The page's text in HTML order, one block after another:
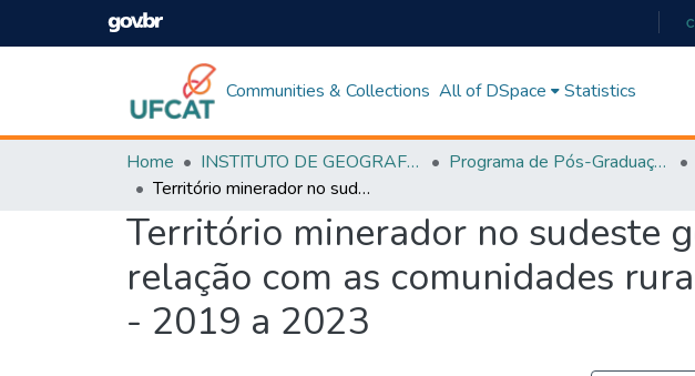
Communities & Collections All of DSpace Statistics
Home INSTITUTO DE GEOGRAFIA Programa de Pós-Graduação em Geografia - PPGGEO
Território minerador no sudeste goiano: comunicação socioambiental e relação com as comunidades rurais nos municípios de Catalão e Ouvidor - 2019 a 2023
Território minerador no sudeste
relação com as comunidades
- 2019 a 2023